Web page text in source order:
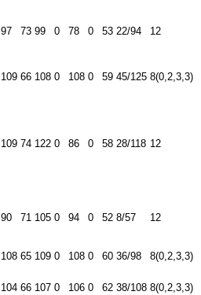
97 73 99 0 78 0 53 22/94 12
109 66 108 0 108 0 59 45/125 8(0,2,3,3)
109 74 122 0 86 0 58 28/118 12
90 71 105 0 94 0 52 8/57 12
108 65 109 0 108 0 60 36/98 8(0,2,3,3)
104 66 107 0 106 0 62 38/108 8(0,2,3,3)